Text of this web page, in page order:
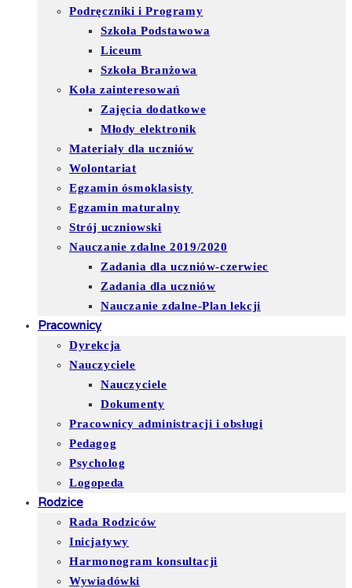
Podręczniki i Programy
Szkoła Podstawowa
Liceum
Szkoła Branżowa
Koła zainteresowań
Zajęcia dodatkowe
Młody elektronik
Materiały dla uczniów
Wolontariat
Egzamin ósmoklasisty
Egzamin maturalny
Strój uczniowski
Nauczanie zdalne 2019/2020
Zadania dla uczniów-czerwiec
Zadania dla uczniów
Nauczanie zdalne-Plan lekcji
Pracownicy
Dyrekcja
Nauczyciele
Nauczyciele
Dokumenty
Pracownicy administracji i obsługi
Pedagog
Psycholog
Logopeda
Rodzice
Rada Rodziców
Inicjatywy
Harmonogram konsultacji
Wywiadówki